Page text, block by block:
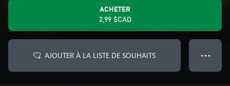
ACHETER
2,99 $CAD
AJOUTER À LA LISTE DE SOUHAITS ● ● ●